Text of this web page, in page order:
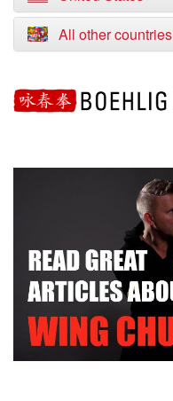
All other countries